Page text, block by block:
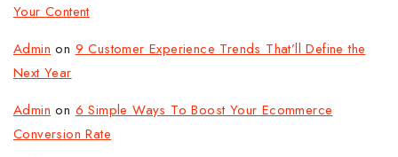
Your Content
Admin on 9 Customer Experience Trends That’ll Define the
Next Year
Admin on 6 Simple Ways To Boost Your Ecommerce
Conversion Rate